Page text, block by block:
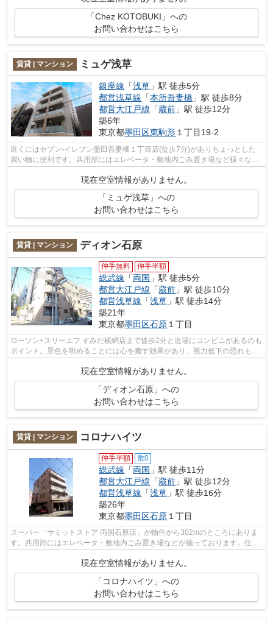
「Chez KOTOBUKI」への
お問い合わせはこちら
賃貸 | マンション ミュゲ浅草
銀座線 「浅草 」駅 徒歩5分
都営浅草線 「本所吾妻橋 」駅 徒歩8分
都営大江戸線 「蔵前 」駅 徒歩12分
築6年
東京都墨田区東駒形 １丁目19-2
近くにはセブン-イレブン墨田吾妻橋１丁目店(徒歩7分)がありちょっとした
買い物に便利です。共用部にはエレベータ・敷地内ごみ置き場など様々な設
備やサービスが揃っているので便利で...
現在空室情報がありません。
「ミュゲ浅草」への
お問い合わせはこちら
賃貸 | マンション ディオン石原
仲手無料 仲手半額
総武線 「両国 」駅 徒歩5分
都営大江戸線 「蔵前 」駅 徒歩10分
都営浅草線 「浅草 」駅 徒歩14分
築21年
東京都墨田区石原１丁目
ローソン+スリーエフ すみだ横網店まで徒歩2分と近場にコンビニがあるのも
ポイント。景色を眺めることには心を癒す効果があり、視力低下の恐れも少
現在空室情報がありません。
「ディオン石原」への
お問い合わせはこちら
賃貸 | マンション コロナハイツ
仲手半額 敷0
総武線 「両国 」駅 徒歩11分
都営大江戸線 「蔵前 」駅 徒歩12分
都営浅草線 「浅草 」駅 徒歩16分
築26年
東京都墨田区石原 １丁目
スーパー「サミットストア 両国石原店」が物件から302mのところにありま
す。共用部にはエレベータ・敷地内ごみ置き場などが揃っております。住環
境がよく通風良好で日も入る物件をご提...
現在空室情報がありません。
「コロナハイツ」への
お問い合わせはこちら